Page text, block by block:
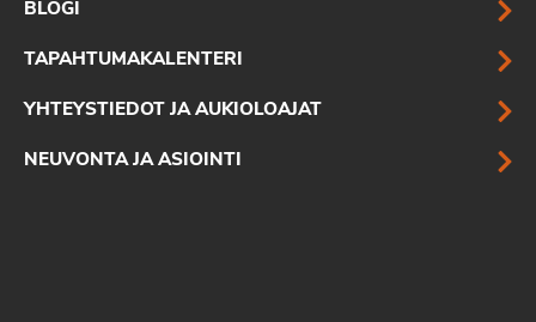
BLOGI
TAPAHTUMAKALENTERI
YHTEYSTIEDOT JA AUKIOLOAJAT
NEUVONTA JA ASIOINTI